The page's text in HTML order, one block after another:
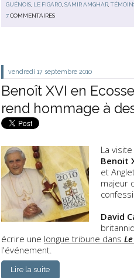
GUÉNOIS LE FIGARO ,SAMIR AMGHAR ,
7COMMENTAIRES
vendredi 17 septembre 2010
Benoît XVI en
rend hommage à
La
Benoit
et
majeur
David
écrire une longue tribune dans
l'événement.
Lire la suite